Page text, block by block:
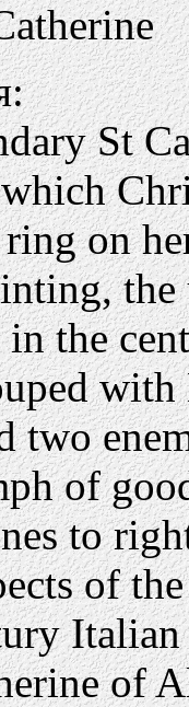
St
on
in the
with
two
of
to
of
of